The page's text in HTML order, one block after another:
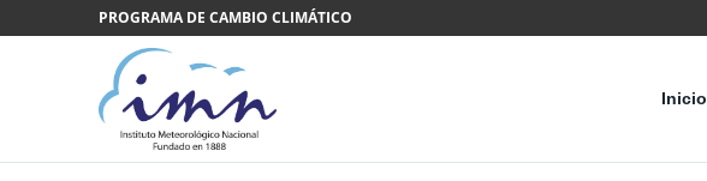
Saltar al contenidoPROGRAMA DE CAMBIO CLIMÁTICO
Inicio